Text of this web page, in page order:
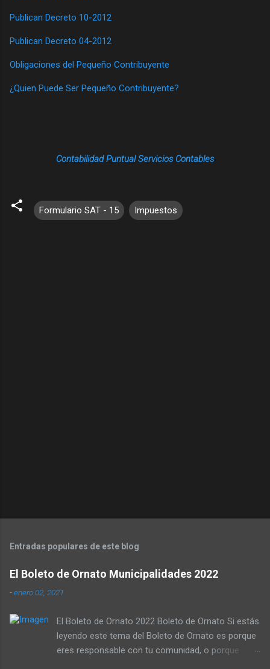
Publican Decreto 10-2012
Publican Decreto 04-2012
Obligaciones del Pequeño Contribuyente
¿Quien Puede Ser Pequeño Contribuyente?
Contabilidad Puntual Servicios Contables
Formulario SAT - 15 Impuestos
Entradas populares de este blog
El Boleto de Ornato Municipalidades 2022
-enero 02, 2021
El Boleto de Ornato 2022 Boleto de Ornato Si estás
leyendo este tema del Boleto de Ornato es porque
eres responsable con tu comunidad, o porque